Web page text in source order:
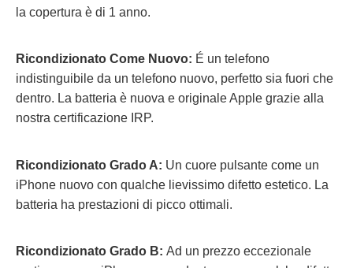
la copertura è di 1 anno.
Ricondizionato Come Nuovo: É un telefono
indistinguibile da un telefono nuovo, perfetto sia fuori che
dentro. La batteria è nuova e originale Apple grazie alla
nostra certificazione IRP.
Ricondizionato Grado A: Un cuore pulsante come un
iPhone nuovo con qualche lievissimo difetto estetico. La
batteria ha prestazioni di picco ottimali.
Ricondizionato Grado B: Ad un prezzo eccezionale